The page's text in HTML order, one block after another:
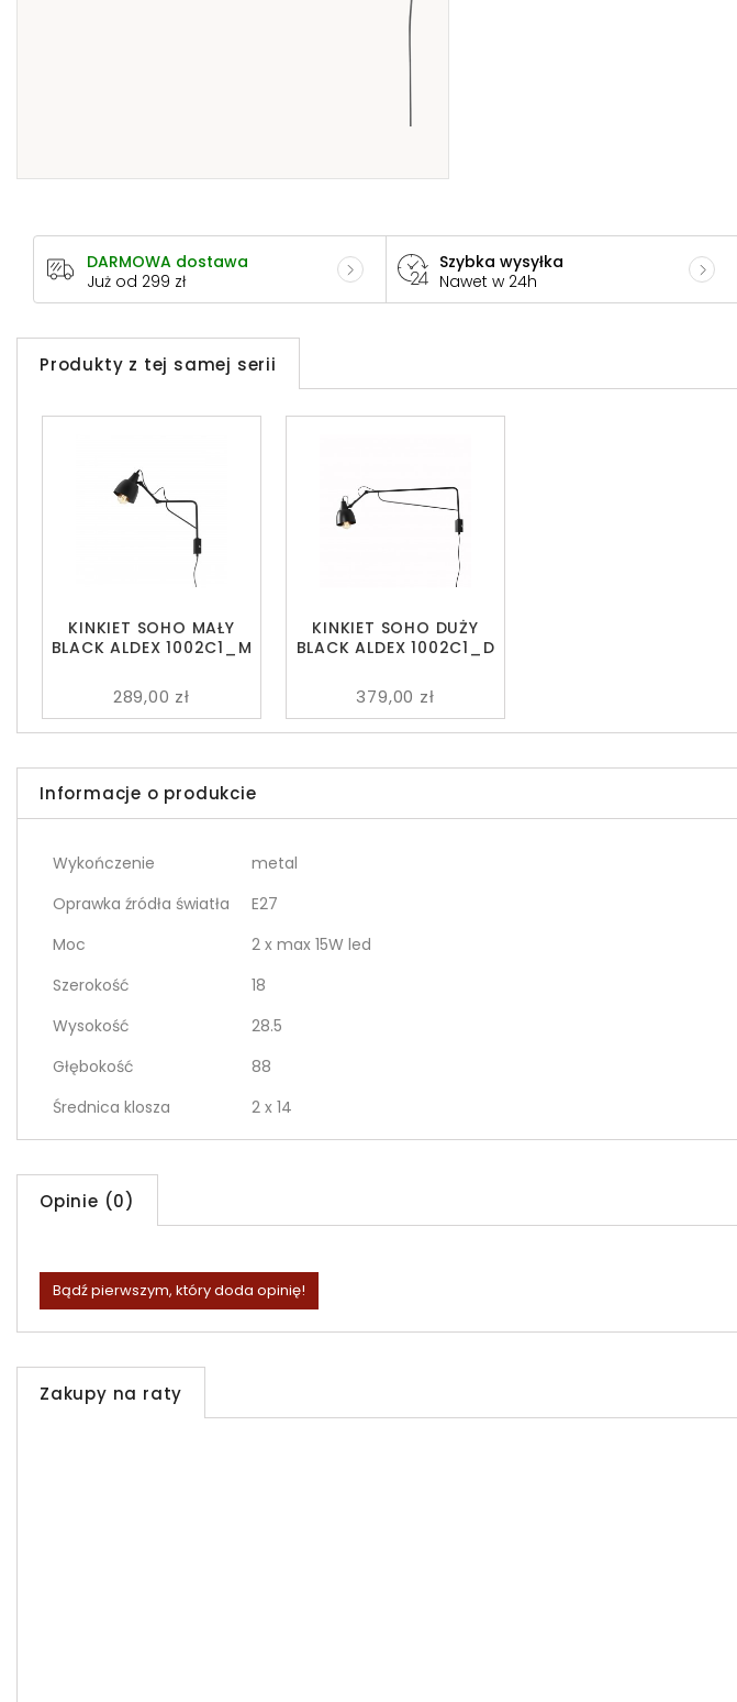
DARMOWA dostawa
Już od 299 zł
Szybka wysyłka
Nawet w 24h
Produkty z tej samej serii
KINKIET SOHO DUŻY
BLACK ALDEX 1002C1_D
379,00 zł
KINKIET SOHO MAŁY
BLACK ALDEX 1002C1_M
289,00 zł
Informacje o produkcie
Wykończenie
metal
Oprawka źródła światła
E27
Moc
2 x max 15W led
Szerokość
18
Wysokość
28.5
Głębokość
88
Średnica klosza
2 x 14
Opinie (0)
Bądź pierwszym, który doda opinię!
Zakupy na raty